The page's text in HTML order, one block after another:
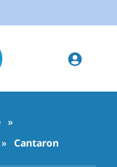
»
» Cantaron